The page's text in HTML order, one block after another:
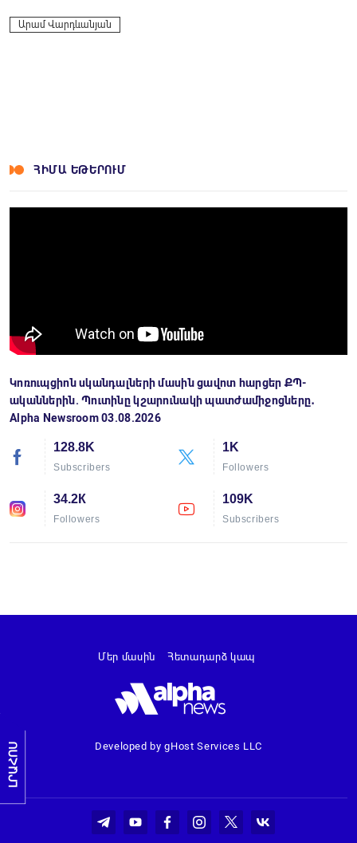
Արամ Վարդևանյան
ՀԻՄԱ ԵԹԵՐՈՒՄ
Կոռուպցիոն սկանդալների մասին ցավոտ հարցեր ՔՊ-
ականներին. Պուտինը կշարունակի պատժամիջոցները․
Alpha Newsroom 03.08.2026
128.8K
Subscribers
1K
Followers
34.2К
Followers
109K
Subscribers
ԼՐԱՀՈՍ Developed by gHost Services LLC
Մեր մասին Հետադարձ կապ